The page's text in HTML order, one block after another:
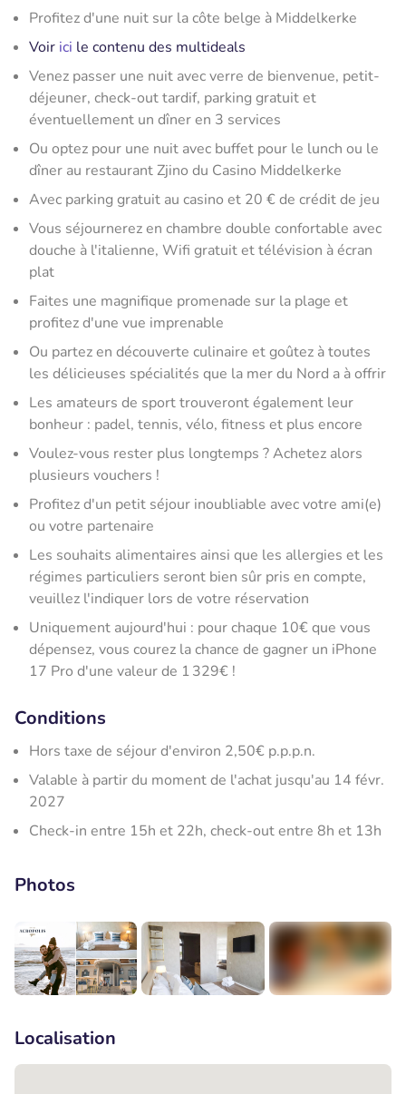
Profitez d'une nuit sur la côte belge à Middelkerke
Voir ici le contenu des multideals
Venez passer une nuit avec verre de bienvenue, petit-
déjeuner, check-out tardif, parking gratuit et
éventuellement un dîner en 3 services
Ou optez pour une nuit avec buffet pour le lunch ou le
dîner au restaurant Zjino du Casino Middelkerke
Avec parking gratuit au casino et 20 € de crédit de jeu
Vous séjournerez en chambre double confortable avec
douche à l'italienne, Wifi gratuit et télévision à écran
plat
Faites une magnifique promenade sur la plage et
profitez d'une vue imprenable
Ou partez en découverte culinaire et goûtez à toutes
les délicieuses spécialités que la mer du Nord a à offrir
Les amateurs de sport trouveront également leur
bonheur : padel, tennis, vélo, fitness et plus encore
Voulez-vous rester plus longtemps ? Achetez alors
plusieurs vouchers !
Profitez d'un petit séjour inoubliable avec votre ami(e)
ou votre partenaire
Les souhaits alimentaires ainsi que les allergies et les
régimes particuliers seront bien sûr pris en compte,
veuillez l'indiquer lors de votre réservation
Uniquement aujourd'hui : pour chaque 10€ que vous
dépensez, vous courez la chance de gagner un iPhone
17 Pro d'une valeur de 1 329€ !
Conditions
Hors taxe de séjour d'environ 2,50€ p.p.p.n.
Valable à partir du moment de l'achat jusqu'au 14 févr.
2027
Check-in entre 15h et 22h, check-out entre 8h et 13h
Photos
Localisation